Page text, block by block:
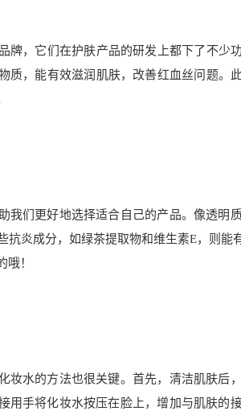
牌，它们在护肤产品的研发上都下了不少
质，能有效滋润肌肤，改善红血丝问题。
我们更好地选择适合自己的产品。像透明
抗炎成分，如绿茶提取物和维生素E，则能
哦！
妆水的方法也很关键。首先，清洁肌肤后
用手将化妆水按压在脸上，增加与肌肤的